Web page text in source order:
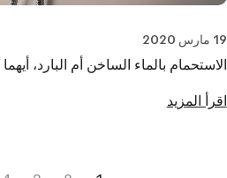
19 مارس 2020
الاستحمام بالماء الساخن أم البارد،
اقرأ المزيد